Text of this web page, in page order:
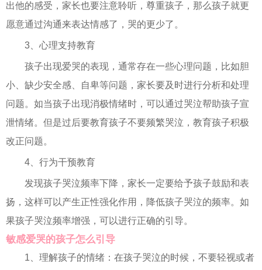
出他的感受，家长也要注意聆听，尊重孩子，那么孩子就更
愿意通过沟通来表达情感了，哭的更少了。
3、心理支持教育
孩子出现爱哭的表现，通常存在一些心理问题，比如胆
小、缺少安全感、自卑等问题，家长要及时进行分析和处理
问题。如当孩子出现消极情绪时，可以通过哭泣帮助孩子宣
泄情绪。但是过后要教育孩子不要频繁哭泣，教育孩子积极
改正问题。
4、行为干预教育
发现孩子哭泣频率下降，家长一定要给予孩子鼓励和表
扬，这样可以产生正性强化作用，降低孩子哭泣的频率。如
果孩子哭泣频率增强，可以进行正确的引导。
敏感爱哭的孩子怎么引导
1、理解孩子的情绪：在孩子哭泣的时候，不要轻视或者